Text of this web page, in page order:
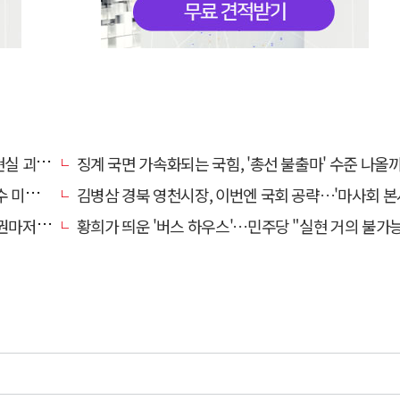
공세
징계 국면 가속화되는 국힘, '총선 불출마' 수준 나올
력"
김병삼 경북 영천시장, 이번엔 국회 공략…'마사회 본사 이전·광역교통망 확충'
당해"
황희가 띄운 '버스 하우스'…민주당 "실현 거의 불가능, 해프닝으로